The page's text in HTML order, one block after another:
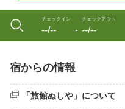
チェックイン
--/-- 〜
チェックアウト
--/--
宿からの情報
「旅館ぬしや」について